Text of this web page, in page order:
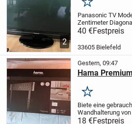
2
Merken
Panasonic TV
Zentimeter
Bildqualität, voll
gepflegt, mit
Antennenkabel -
40 €Festpreis
33605 Bielefeld
Gestern, 09:47
Hama
Merken
Biete eine
Wandhalterung
Flachbildschirme
18 €Festpreis